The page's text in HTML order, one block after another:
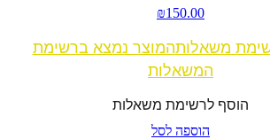
₪150.00
משאלותהמוצר נמצא ברשימת
המשאלות
הוסף לרשימת משאלות
הוספה לסל